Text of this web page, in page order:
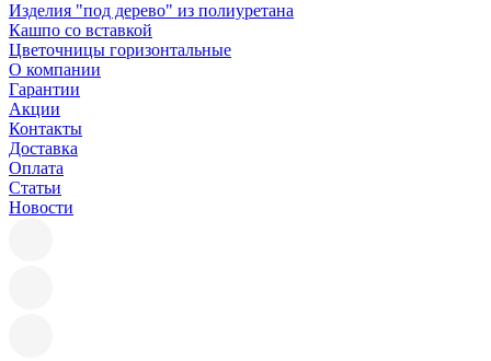
Изделия "под дерево" из полиуретана
Кашпо со вставкой
Цветочницы горизонтальные
О компании
Гарантии
Акции
Контакты
Доставка
Оплата
Статьи
Новости